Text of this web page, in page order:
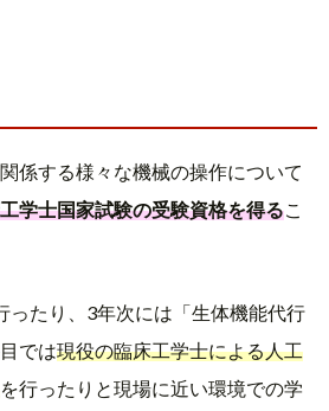
係する様々な機械の操作について
学士国家試験の受験資格を得るこ
ったり、3年次には「生体機能代行
では現役の臨床工学士による人工
を行ったりと現場に近い環境での学